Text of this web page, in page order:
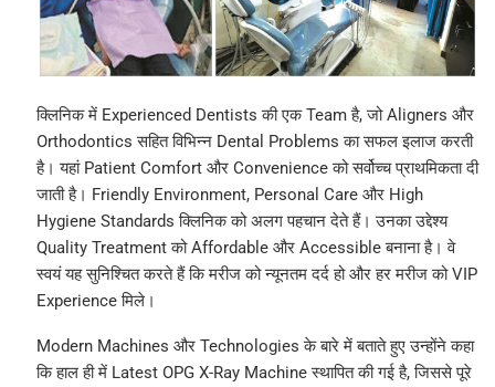
क्लिनिक में Experienced Dentists की एक Team है, जो Aligners और
Orthodontics सहित विभिन्न Dental Problems का सफल इलाज करती
है। यहां Patient Comfort और Convenience को सर्वोच्च प्राथमिकता दी
जाती है। Friendly Environment, Personal Care और High
Hygiene Standards क्लिनिक को अलग पहचान देते हैं। उनका उद्देश्य
Quality Treatment को Affordable और Accessible बनाना है। वे
स्वयं यह सुनिश्चित करते हैं कि मरीज को न्यूनतम दर्द हो और हर मरीज को VIP
Experience मिले।
Modern Machines और Technologies के बारे में बताते हुए उन्होंने कहा
कि हाल ही में Latest OPG X-Ray Machine स्थापित की गई है, जिससे पूरे